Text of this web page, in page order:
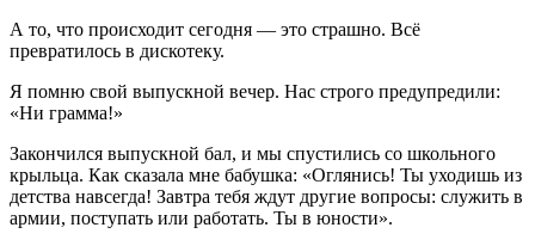
А то, что происходит сегодня — это страшно. Всё
превратилось в дискотеку.
Я помню свой выпускной вечер. Нас строго предупредили:
«Ни грамма!»
Закончился выпускной бал, и мы спустились со школьного
крыльца. Как сказала мне бабушка: «Оглянись! Ты уходишь из
детства навсегда! Завтра тебя ждут другие вопросы: служить в
армии, поступать или работать. Ты в юности».